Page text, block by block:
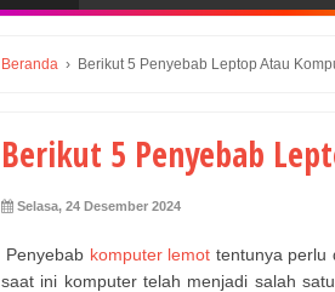
Beranda › Berikut 5 Penyebab Leptop Atau
Berikut 5 Penyebab
Selasa, 24 Desember 2024
Penyebab komputer lemot tentunya perlu
saat ini komputer telah menjadi salah